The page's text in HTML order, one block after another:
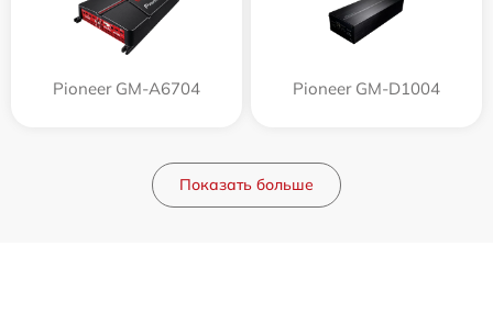
Pioneer GM-A6704 Pioneer GM-D1004
Показать больше